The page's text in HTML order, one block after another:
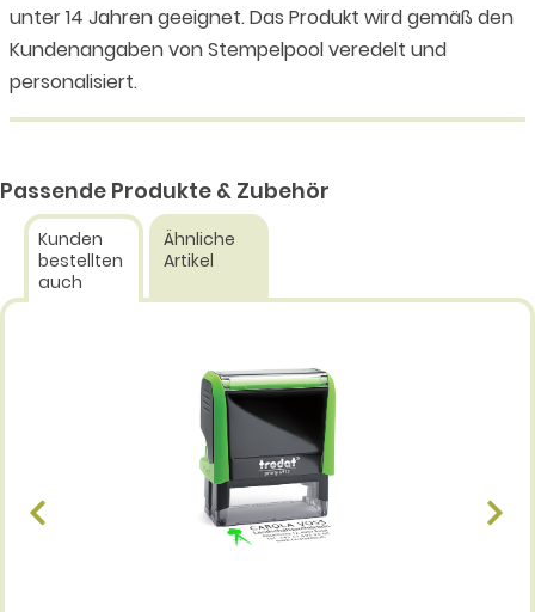
unter 14 Jahren geeignet. Das Produkt wird gemäß den
Kundenangaben von Stempelpool veredelt und
personalisiert.
Passende Produkte & Zubehör
Kunden
bestellten
auch
Ähnliche
Artikel